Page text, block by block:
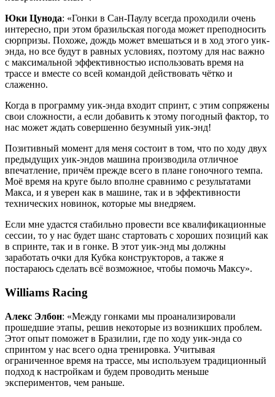
Юки Цунода: «Гонки в Сан-Паулу всегда проходили очень
интересно, при этом бразильская погода может преподносить
сюрпризы. Похоже, дождь может вмешаться и в ход этого уик-
энда, но все будут в равных условиях, поэтому для нас важно
с максимальной эффективностью использовать время на
трассе и вместе со всей командой действовать чётко и
слаженно.
Когда в программу уик-энда входит спринт, с этим сопряжены
свои сложности, а если добавить к этому погодный фактор, то
нас может ждать совершенно безумный уик-энд!
Позитивный момент для меня состоит в том, что по ходу двух
предыдущих уик-эндов машина производила отличное
впечатление, причём прежде всего в плане гоночного темпа.
Моё время на круге было вполне сравнимо с результатами
Макса, и я уверен как в машине, так и в эффективности
технических новинок, которые мы внедряем.
Если мне удастся стабильно провести все квалификационные
сессии, то у нас будет шанс стартовать с хороших позиций как
в спринте, так и в гонке. В этот уик-энд мы должны
заработать очки для Кубка конструкторов, а также я
постараюсь сделать всё возможное, чтобы помочь Максу».
Williams Racing
Алекс Элбон: «Между гонками мы проанализировали
прошедшие этапы, решив некоторые из возникших проблем.
Этот опыт поможет в Бразилии, где по ходу уик-энда со
спринтом у нас всего одна тренировка. Учитывая
ограниченное время на трассе, мы используем традиционный
подход к настройкам и будем проводить меньше
экспериментов, чем раньше.